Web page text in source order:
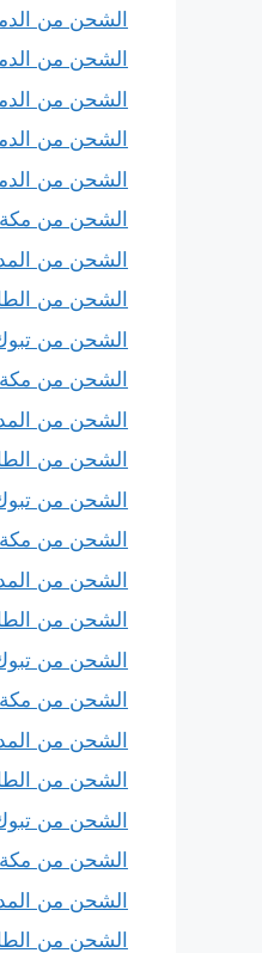
الشحن من
الشحن من
الشحن من
الشحن من
الشحن من
الشحن من مكة
الشحن من
الشحن من
الشحن من
الشحن من مكة
الشحن من
الشحن من
الشحن من
الشحن من
الشحن من
الشحن من
الشحن من
الشحن من
الشحن من
الشحن من
الشحن من
الشحن من مكة
الشحن من
الشحن من